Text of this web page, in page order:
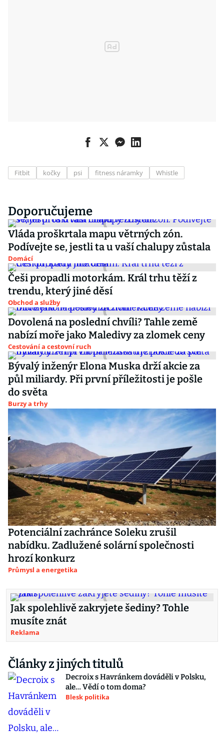
Fitbit kočky psi fitness náramky Whistle
Doporučujeme
Vláda proškrtala mapu větrných zón.
Podívejte se, jestli ta u vaší chalupy zůstala
Domácí
Češi propadli motorkám. Král trhu těží z
trendu, který jiné děsí
Obchod a služby
Dovolená na poslední chvíli? Tahle země
nabízí moře jako Maledivy za zlomek ceny
Cestování a cestovní ruch
Bývalý inženýr Elona Muska drží akcie za
půl miliardy. Při první příležitosti je pošle
do světa
Burzy a trhy
Potenciální zachránce Soleku zrušil
nabídku. Zadlužené solární společnosti
hrozí konkurz
Průmysl a energetika
Jak spolehlivě zakryjete šediny? Tohle
musíte znát
Reklama
Články z jiných titulů
Decroix s Havránkem dováděli v Polsku,
ale… Vědí o tom doma?
Blesk politika